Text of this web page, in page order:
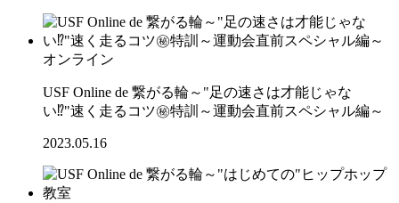
オンライン
USF Online de 繋がる輪～"足の速さは才能じゃな
い⁉"速く走るコツ㊙特訓～運動会直前スペシャル編～
2023.05.16